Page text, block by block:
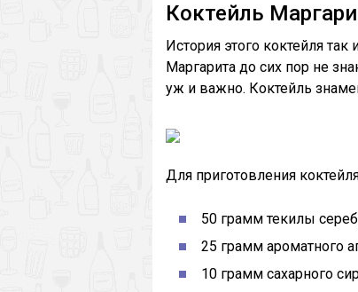
Коктейль
История этого коктейля
Маргарита до сих пор не
уж и важно. Коктейль
Для приготовления
50 грамм текилы
25 грамм ароматного
10 грамм сахарного